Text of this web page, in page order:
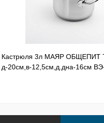
Кастрюля 3л МАЯР ОБЩЕПИТ
д-20см,в-12,5см,д.дна-16см